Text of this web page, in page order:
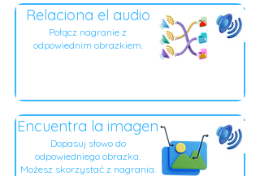
Relaciona el audio
Połącz nagranie z
odpowiednim obrazkiem.
Encuentra la imagen
Dopasuj słowo do
odpowiedniego obrazka.
Możesz skorzystać z nagrania.